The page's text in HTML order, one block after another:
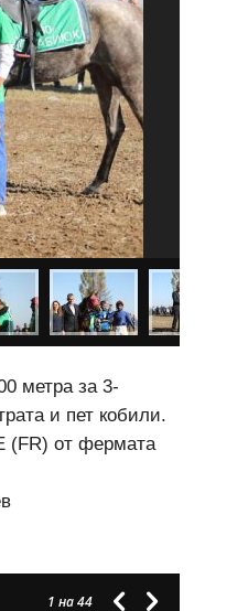
метра за 3-
и пет кобили.
(FR) от фермата
1 на 44